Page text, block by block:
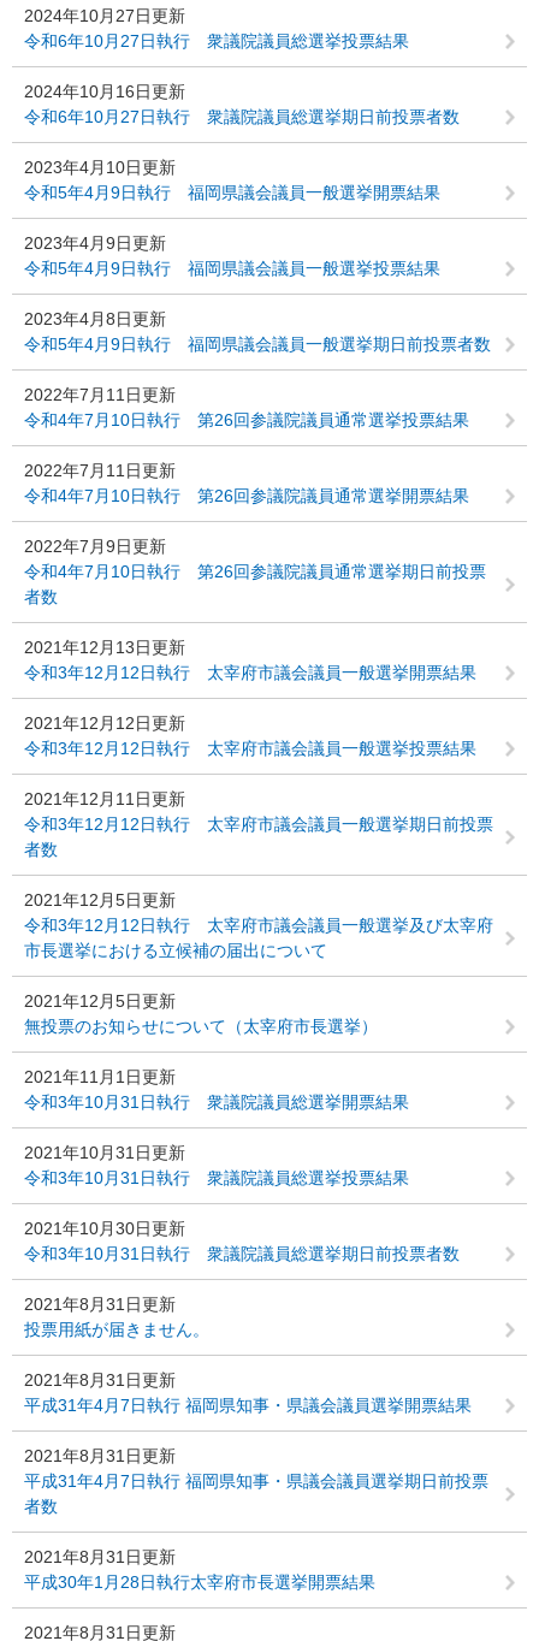
2024年10月27日更新
令和6年10月27日執行 衆議院議員総選挙投票結果
2024年10月16日更新
令和6年10月27日執行 衆議院議員総選挙期日前投票者数
2023年4月10日更新
令和5年4月9日執行 福岡県議会議員一般選挙開票結果
2023年4月9日更新
令和5年4月9日執行 福岡県議会議員一般選挙投票結果
2023年4月8日更新
令和5年4月9日執行 福岡県議会議員一般選挙期日前投票者数
2022年7月11日更新
令和4年7月10日執行 第26回参議院議員通常選挙投票結果
2022年7月11日更新
令和4年7月10日執行 第26回参議院議員通常選挙開票結果
2022年7月9日更新
令和4年7月10日執行 第26回参議院議員通常選挙期日前投票
者数
2021年12月13日更新
令和3年12月12日執行 太宰府市議会議員一般選挙開票結果
2021年12月12日更新
令和3年12月12日執行 太宰府市議会議員一般選挙投票結果
2021年12月11日更新
令和3年12月12日執行 太宰府市議会議員一般選挙期日前投票
者数
2021年12月5日更新
令和3年12月12日執行 太宰府市議会議員一般選挙及び太宰府
市長選挙における立候補の届出について
2021年12月5日更新
無投票のお知らせについて（太宰府市長選挙）
2021年11月1日更新
令和3年10月31日執行 衆議院議員総選挙開票結果
2021年10月31日更新
令和3年10月31日執行 衆議院議員総選挙投票結果
2021年10月30日更新
令和3年10月31日執行 衆議院議員総選挙期日前投票者数
2021年8月31日更新
投票用紙が届きません。
2021年8月31日更新
平成31年4月7日執行 福岡県知事・県議会議員選挙開票結果
2021年8月31日更新
平成31年4月7日執行 福岡県知事・県議会議員選挙期日前投票
者数
2021年8月31日更新
平成30年1月28日執行太宰府市長選挙開票結果
2021年8月31日更新